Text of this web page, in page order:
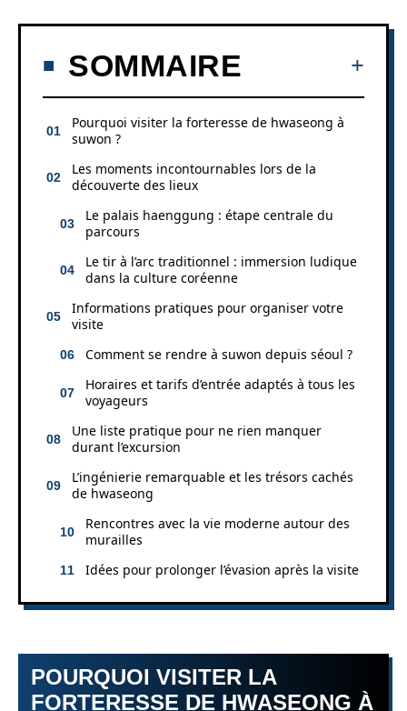
SOMMAIRE
Pourquoi visiter la forteresse de hwaseong à
suwon ?
Les moments incontournables lors de la
découverte des lieux
Le palais haenggung : étape centrale du
parcours
Le tir à l’arc traditionnel : immersion ludique
dans la culture coréenne
Informations pratiques pour organiser votre
visite
Comment se rendre à suwon depuis séoul ?
Horaires et tarifs d’entrée adaptés à tous les
voyageurs
Une liste pratique pour ne rien manquer
durant l’excursion
L’ingénierie remarquable et les trésors cachés
de hwaseong
Rencontres avec la vie moderne autour des
murailles
Idées pour prolonger l’évasion après la visite
POURQUOI VISITER LA
FORTERESSE DE HWASEONG À